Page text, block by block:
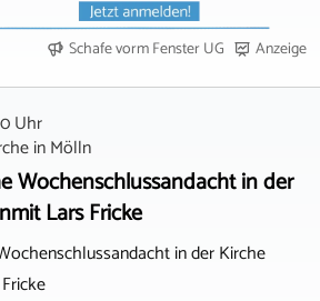
Schafe vorm Fenster UG Anzeige
Uhr
inMölln
Wochenschlussandacht in der
Lars Fricke
in der Kirche